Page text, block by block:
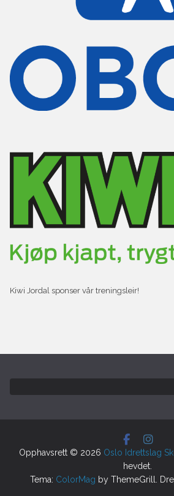
Kiwi Jordal sponser vår treningsleir!
Opphavsrett © 2026 Oslo Idrettslag
hevdet.
Tema: ColorMag by ThemeGrill.